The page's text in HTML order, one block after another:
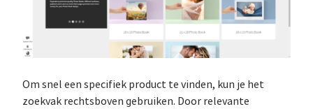
Om snel een specifiek product te vinden, kun je het
zoekvak rechtsboven gebruiken. Door relevante